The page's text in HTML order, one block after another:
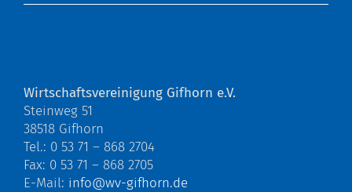
Wirtschaftsvereinigung Gifhorn e.V.
Steinweg 51
38518 Gifhorn
Tel.: 0 53 71 – 868 2704
Fax: 0 53 71 – 868 2705
E-Mail: info@wv-gifhorn.de